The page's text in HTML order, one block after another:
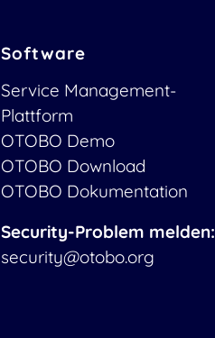
Software
Service Management-
Plattform
OTOBO Demo
OTOBO Download
OTOBO Dokumentation
Security-Problem melden:
security@otobo.org